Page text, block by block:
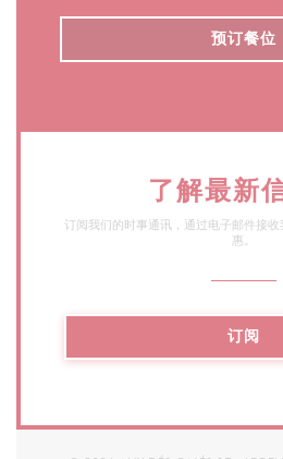
预订餐位
了解最新
订阅我们的时事通讯，通过电子邮件接
惠。
订阅